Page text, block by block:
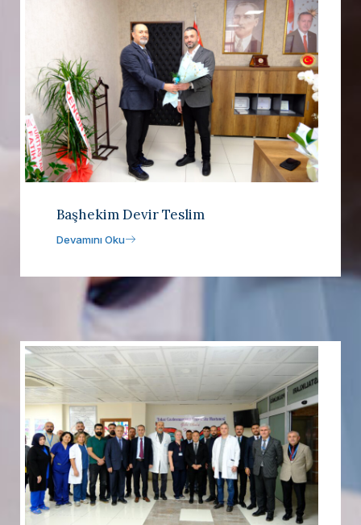
Başhekim Devir Teslim
Devamını Oku